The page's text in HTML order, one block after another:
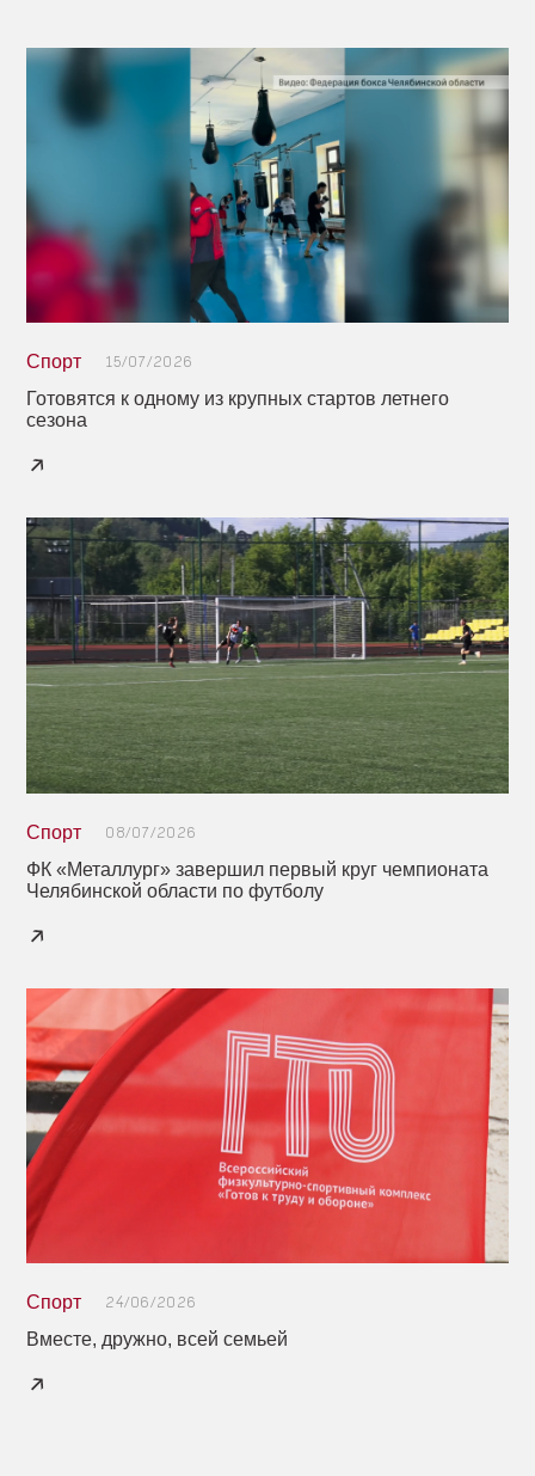
Спорт 15/07/2026
Готовятся к одному из крупных стартов летнего
сезона
Спорт 08/07/2026
ФК «Металлург» завершил первый круг чемпионата
Челябинской области по футболу
Спорт 24/06/2026
Вместе, дружно, всей семьей